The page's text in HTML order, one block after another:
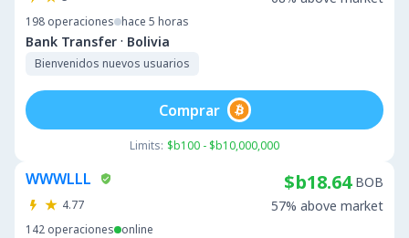
198 operaciones hace 5 horas
Bank Transfer · Bolivia
Bienvenidos nuevos usuarios
Limits: $b100 - $b10,000,000
Comprar
WWWLLL
4.77
142 operaciones online
$b18.64 BOB
57% above market